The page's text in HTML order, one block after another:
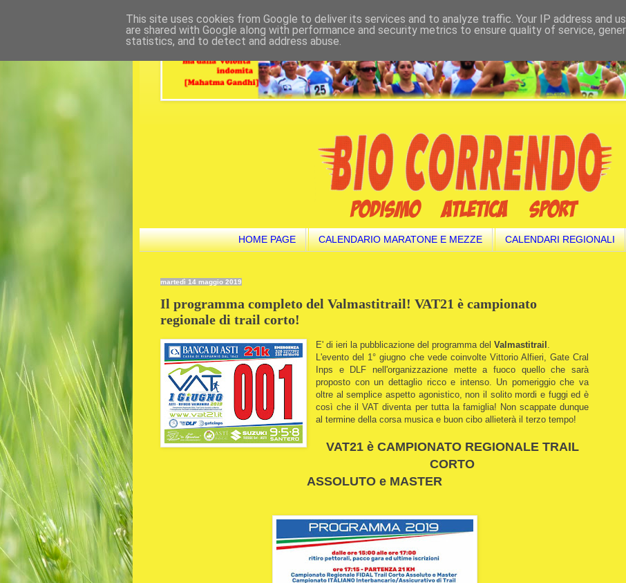
HOME PAGE CALENDARIO MARATONE E MEZZE CALENDARI REGIONALI
martedì 14 maggio 2019
Il programma completo del Valmastitrail! VAT21 è campionato
regionale di trail corto!
E' di ieri la pubblicazione del programma delValmastitrail
L'evento del 1° giugno che vede coinvolte Vittorio Alfieri, Gate Cral
Inps e DLF nell'organizzazione mette a fuoco quello che sarà
proposto con un dettaglio ricco e intenso. Un pomeriggio che va
oltre al semplice aspetto agonistico, non il solito mordi e fuggi ed è
così che il VAT diventa per tutta la famiglia! Non scappate dunque
al termine della corsa musica e buon cibo allieterà il terzo tempo!
VAT21 è CAMPIONATO REGIONALE TRAIL
CORTO
ASSOLUTO e MASTER
This site uses cookies from Google to deliver its services and to analyze traffic. Your IP address and
are shared with Google along with performance and security metrics to ensure quality of service,
statistics, and to detect and address abuse.